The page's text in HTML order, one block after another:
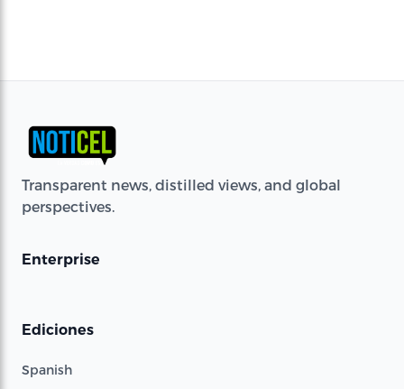
Transparent news, distilled views, and global
perspectives.
Enterprise
Ediciones
Spanish